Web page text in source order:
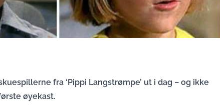
fra ‘Pippi Langstrømpe’ ut i dag – og ikke
øyekast.